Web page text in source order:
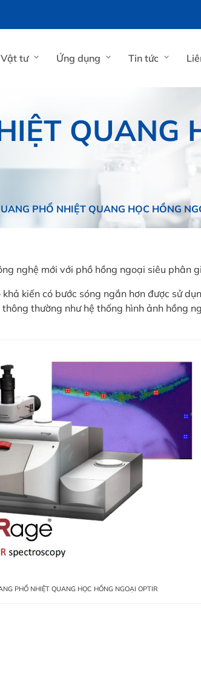
Vật tư Ứng dụng Tin tức
QUANG
PHỔ NHIỆT QUANG HỌC HỒNG
nghệ mới với phồ hồng ngoại siêu phân
kiến ​​có bước sóng ngắn hơn được sử
thường như hệ thống hình ảnh hồng
PHỔ NHIỆT QUANG HỌC HỒNG NGOẠI OPTIR